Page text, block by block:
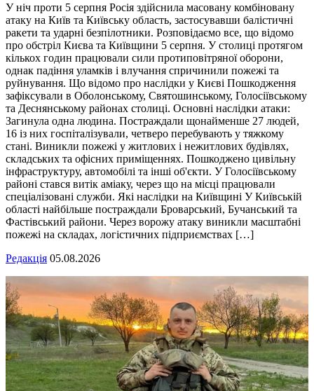
У ніч проти 5 серпня Росія здійснила масовану комбіновану
атаку на Київ та Київську область, застосувавши балістичні
ракети та ударні безпілотники. Розповідаємо все, що відомо
про обстріл Києва та Київщини 5 серпня. У столиці протягом
кількох годин працювали сили протиповітряної оборони,
однак падіння уламків і влучання спричинили пожежі та
руйнування. Що відомо про наслідки у Києві Пошкодження
зафіксували в Оболонському, Святошинському, Голосіївському
та Деснянському районах столиці. Основні наслідки атаки:
Загинула одна людина. Постраждали щонайменше 27 людей,
16 із них госпіталізували, четверо перебувають у тяжкому
стані. Виникли пожежі у житлових і нежитлових будівлях,
складських та офісних приміщеннях. Пошкоджено цивільну
інфраструктуру, автомобілі та інші об'єкти. У Голосіївському
районі стався витік аміаку, через що на місці працювали
спеціалізовані служби. Які наслідки на Київщині У Київській
області найбільше постраждали Броварський, Бучанський та
Фастівський райони. Через ворожу атаку виникли масштабні
пожежі на складах, логістичних підприємствах […]
Редакція 05.08.2026